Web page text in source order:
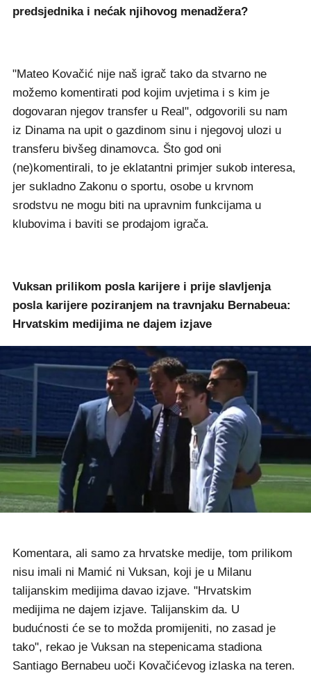
predsjednika i nećak njihovog menadžera?
"Mateo Kovačić nije naš igrač tako da stvarno ne
možemo komentirati pod kojim uvjetima i s kim je
dogovaran njegov transfer u Real", odgovorili su nam
iz Dinama na upit o gazdinom sinu i njegovoj ulozi u
transferu bivšeg dinamovca. Što god oni
(ne)komentirali, to je eklatantni primjer sukob interesa,
jer sukladno Zakonu o sportu, osobe u krvnom
srodstvu ne mogu biti na upravnim funkcijama u
klubovima i baviti se prodajom igrača.
Vuksan prilikom posla karijere i prije slavljenja
posla karijere poziranjem na travnjaku Bernabeua:
Hrvatskim medijima ne dajem izjave
Komentara, ali samo za hrvatske medije, tom prilikom
nisu imali ni Mamić ni Vuksan, koji je u Milanu
talijanskim medijima davao izjave. "Hrvatskim
medijima ne dajem izjave. Talijanskim da. U
budućnosti će se to možda promijeniti, no zasad je
tako", rekao je Vuksan na stepenicama stadiona
Santiago Bernabeu uoči Kovačićevog izlaska na teren.